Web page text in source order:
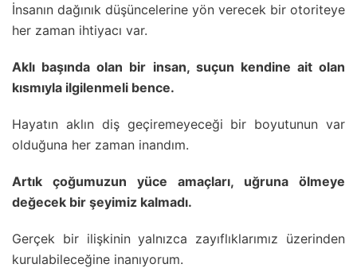
İnsanın dağınık düşüncelerine yön verecek bir otoriteye
her zaman ihtiyacı var.
Aklı başında olan bir insan, suçun kendine ait olan
kısmıyla ilgilenmeli bence.
Hayatın aklın diş geçiremeyeceği bir boyutunun var
olduğuna her zaman inandım.
Artık çoğumuzun yüce amaçları, uğruna ölmeye
değecek bir şeyimiz kalmadı.
Gerçek bir ilişkinin yalnızca zayıflıklarımız üzerinden
kurulabileceğine inanıyorum.